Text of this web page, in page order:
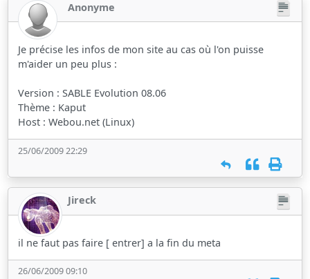
Anonyme
Je précise les infos de mon site au cas où l'on puisse
m'aider un peu plus :
Version : SABLE Evolution 08.06
Thème : Kaput
Host : Webou.net (Linux)
25/06/2009 22:29
Jireck
il ne faut pas faire [ entrer] a la fin du meta
26/06/2009 09:10